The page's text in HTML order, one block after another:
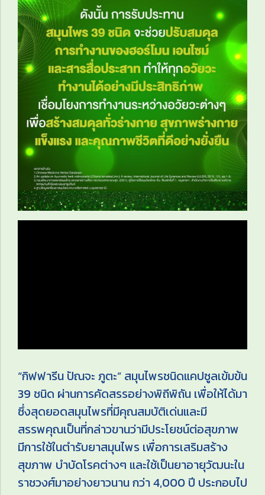
“กิฟฟารีน ปัณจะ ภูตะ” สมุนไพรชนิดแคปซูลเข้มข้น
39 ชนิด ผ่านการคัดสรรอย่างพิถีพิถัน เพื่อให้ได้มา
ซึ่งสุดยอดสมุนไพรที่มีคุณสมบัติเด่นและมี
สรรพคุณเป็นที่กล่าวขานว่ามีประโยชน์ต่อสุขภาพ
มีการใช้ในตำรับยาสมุนไพร เพื่อการเสริมสร้าง
สุขภาพ บำบัดโรคต่างๆ และใช้เป็นยาอายุวัฒนะใน
ราชวงศ์มาอย่างยาวนาน กว่า 4,000 ปี ประกอบไป